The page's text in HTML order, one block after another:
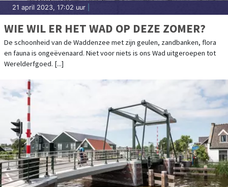
21 april 2023, 17:02 uur
WIE WIL ER HET WAD OP DEZE ZOMER?
De schoonheid van de Waddenzee met zijn geulen, zandbanken, flora
en fauna is ongeëvenaard. Niet voor niets is ons Wad uitgeroepen tot
Werelderfgoed. [...]